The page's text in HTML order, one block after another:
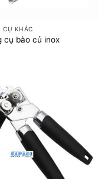
CỤ KHÁC
cụ bào củ inox